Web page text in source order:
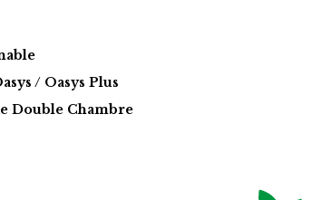
/ Oasys Plus
Double Chambre